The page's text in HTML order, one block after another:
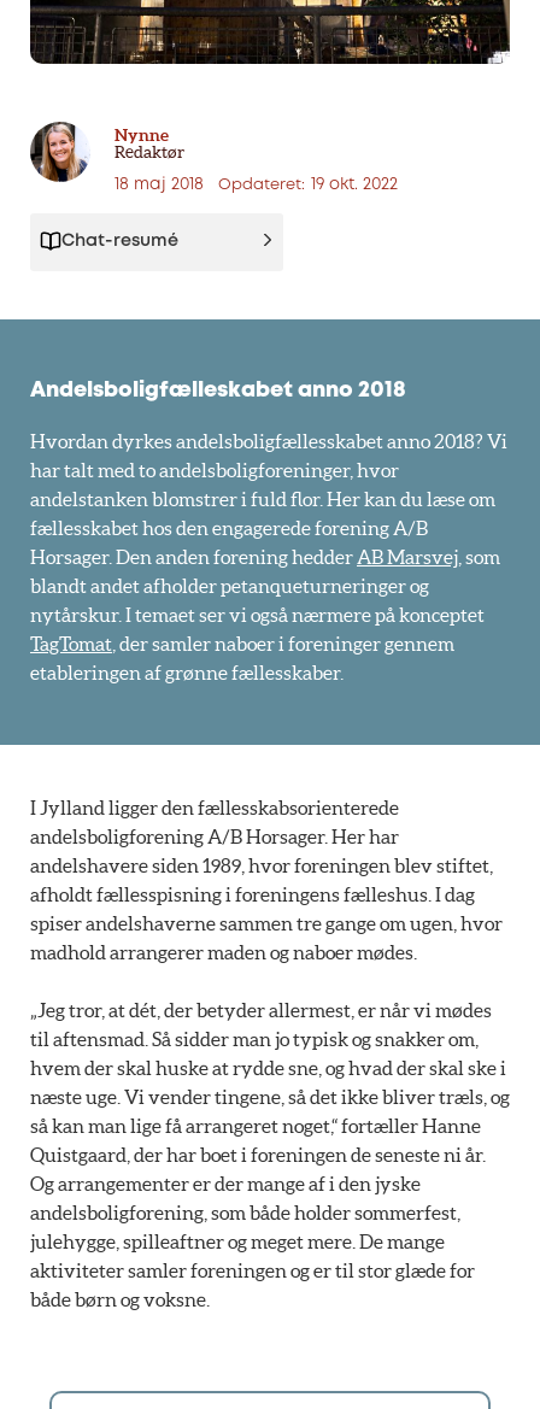
Nynne
Redaktør
18 maj 2018 Opdateret: 19 okt. 2022
Chat-resumé
Andelsboligfælleskabet anno 2018
Hvordan dyrkes andelsboligfællesskabet anno 2018? Vi
har talt med to andelsboligforeninger, hvor
andelstanken blomstrer i fuld flor. Her kan du læse om
fællesskabet hos den engagerede forening A/B
Horsager. Den anden forening hedder AB Marsvej , som
blandt andet afholder petanqueturneringer og
nytårskur. I temaet ser vi også nærmere på konceptet
TagTomat , der samler naboer i foreninger gennem
etableringen af grønne fællesskaber.
I Jylland ligger den fællesskabsorienterede
andelsboligforening A/B Horsager. Her har
andelshavere siden 1989, hvor foreningen blev stiftet,
afholdt fællesspisning i foreningens fælleshus. I dag
spiser andelshaverne sammen tre gange om ugen, hvor
madhold arrangerer maden og naboer mødes.
„Jeg tror, at dét, der betyder allermest, er når vi mødes
til aftensmad. Så sidder man jo typisk og snakker om,
hvem der skal huske at rydde sne, og hvad der skal ske i
næste uge. Vi vender tingene, så det ikke bliver træls, og
så kan man lige få arrangeret noget,“ fortæller Hanne
Quistgaard, der har boet i foreningen de seneste ni år.
Og arrangementer er der mange af i den jyske
andelsboligforening, som både holder sommerfest,
julehygge, spilleaftner og meget mere. De mange
aktiviteter samler foreningen og er til stor glæde for
både børn og voksne.